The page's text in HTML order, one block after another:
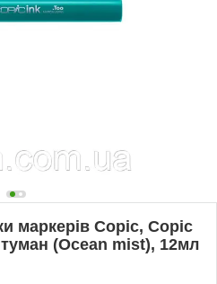
маркерів Copic, Copic
(Ocean mist), 12мл